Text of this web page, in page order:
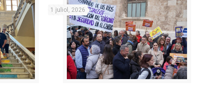
1 juliol, 2026